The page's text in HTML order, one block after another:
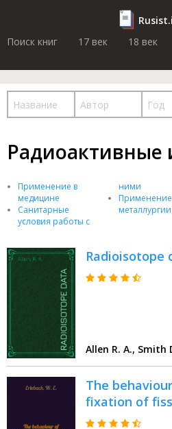
Поиск книг
17 век 18 век
Радиоактивные
Применение в
медицине
Санитарные
условия работы с
ними
металлургии
Radioisotope
Allen R. A.,
The
fixation of